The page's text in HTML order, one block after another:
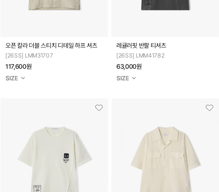
오픈 칼라 더블 스티치 디테일 하프 셔츠
[26SS] LMM31707
117,600원
레귤러핏 반팔 티셔츠
[26SS] LMM41782
63,000원